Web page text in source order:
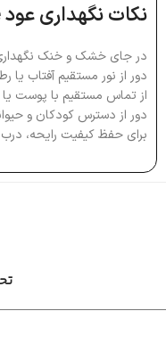
نکات نگهداری عود Versace
در جای خشک و خنک
دور از نور مستقیم آفتاب یا
از تماس مستقیم با پوست
دور از دسترس کودکان و
برای حفظ کیفیت رایحه،